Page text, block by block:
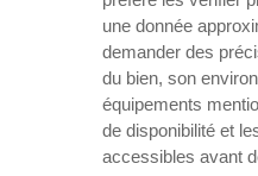
une donnée
demander des
du bien, son
équipements
de disponibilité et
accessibles avant